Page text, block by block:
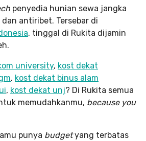
penyedia hunian sewa jangka
antiribet. Tersebar di
, tinggal di Rukita dijamin
university, kost dekat
, kost dekat binus alam
, kost dekat unj? Di Rukita semua
memudahkanmu, because you
punya budgetyang terbatas